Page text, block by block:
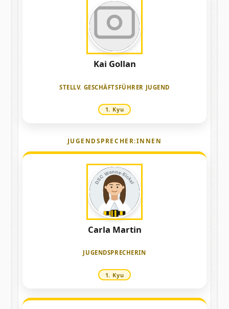
Laden
Kai Gollan
STELLV. GESCHÄFTSFÜHRER JUGEND
1. Kyu
JUGENDSPRECHER:INNEN
DSC Wanne-Eickel
Carla Martin
JUGENDSPRECHERIN
1. Kyu